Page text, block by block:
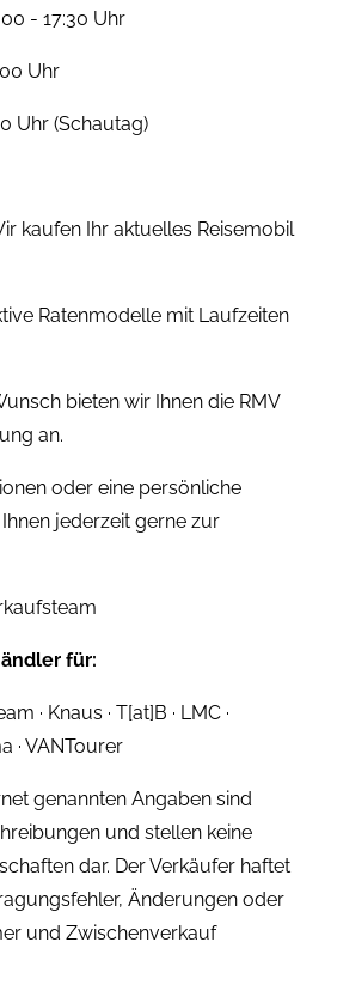
- 17:30 Uhr
Uhr
Uhr (Schautag)
kaufen Ihr aktuelles Reisemobil
Ratenmodelle mit Laufzeiten
bieten wir Ihnen die RMV
an.
oder eine persönliche
jederzeit gerne zur
für:
· Knaus · T[at]B · LMC ·
· VANTourer
genannten Angaben sind
und stellen keine
dar. Der Verkäufer haftet
Änderungen oder
und Zwischenverkauf